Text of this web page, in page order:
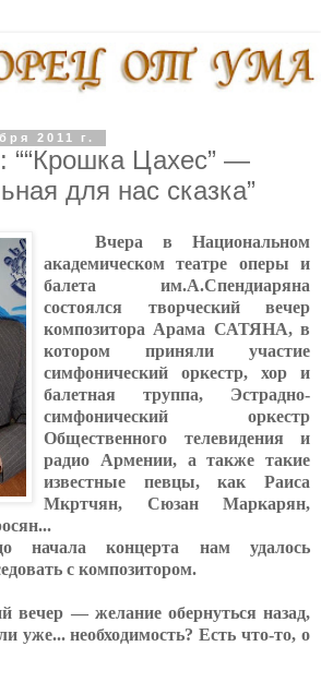
2011 г.
Цахес” —
для нас сказка”
Вчера в Национальном
академическом театре оперы и
балета им.А.Спендиаряна
состоялся творческий вечер
композитора Арама САТЯНА, в
котором приняли участие
симфонический оркестр, хор и
балетная труппа, Эстрадно-
симфонический оркестр
Общественного телевидения и
радио Армении, а также такие
известные певцы, как Раиса
Мкртчян, Сюзан Маркарян,
начала концерта нам удалось
с композитором.
вечер — желание обернуться назад,
уже... необходимость? Есть что-то, о